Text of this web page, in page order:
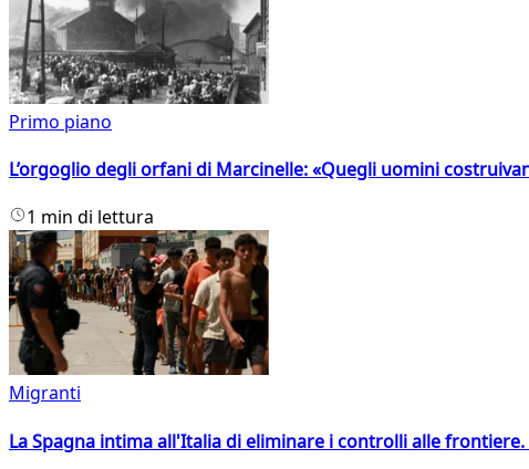
Primo piano
L’orgoglio degli orfani di Marcinelle: «Quegli uomini
1 min di lettura
Migranti
La Spagna intima all'Italia di eliminare i controlli alle